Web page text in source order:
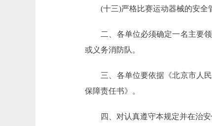
(十三)严格比赛运动器械的安全管
二、各单位必须确定一名主要领
或义务消防队。
三、各单位要依据《北京市人民
保障责任书》。
四、对认真遵守本规定并在治安